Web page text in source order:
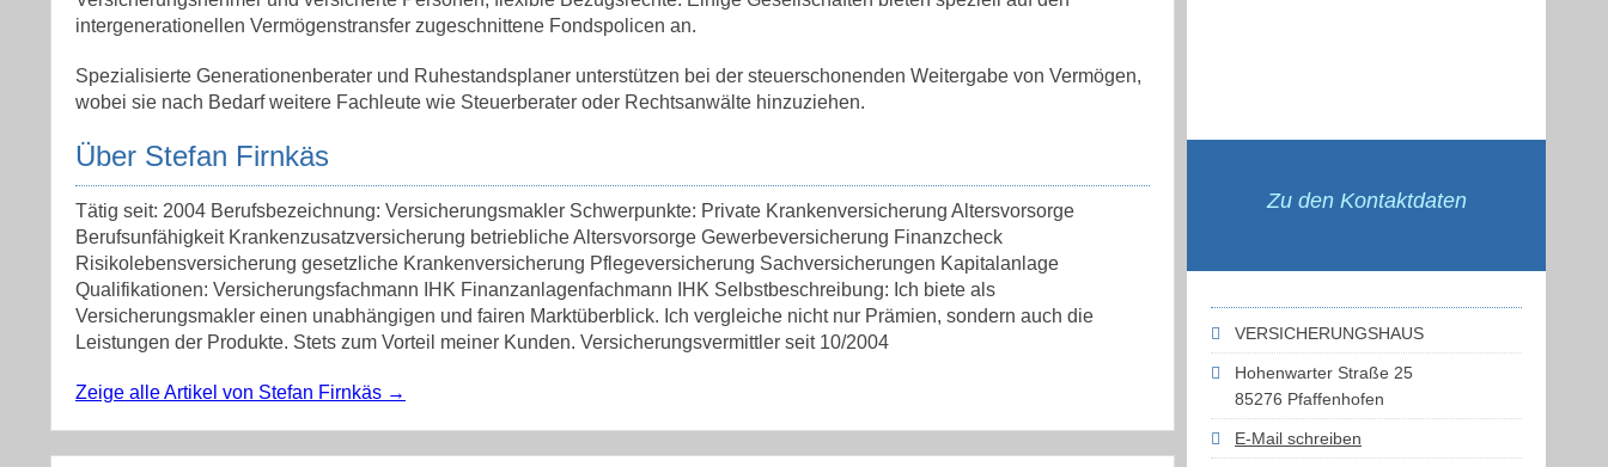
Zu den Kontaktdaten
VERSICHERUNGSHAUS
Hohenwarter Straße 25
85276 Pfaffenhofen
E-Mail schreiben
intergenerationellen Vermögenstransfer zugeschnittene Fondspolicen an.
Spezialisierte Generationenberater und Ruhestandsplaner unterstützen bei der steuerschonenden Weitergabe von Vermögen,
wobei sie nach Bedarf weitere Fachleute wie Steuerberater oder Rechtsanwälte hinzuziehen.
Über Stefan Firnkäs
Tätig seit: 2004 Berufsbezeichnung: Versicherungsmakler Schwerpunkte: Private Krankenversicherung Altersvorsorge
Berufsunfähigkeit Krankenzusatzversicherung betriebliche Altersvorsorge Gewerbeversicherung Finanzcheck
Risikolebensversicherung gesetzliche Krankenversicherung Pflegeversicherung Sachversicherungen Kapitalanlage
Qualifikationen: Versicherungsfachmann IHK Finanzanlagenfachmann IHK Selbstbeschreibung: Ich biete als
Versicherungsmakler einen unabhängigen und fairen Marktüberblick. Ich vergleiche nicht nur Prämien, sondern auch die
Leistungen der Produkte. Stets zum Vorteil meiner Kunden. Versicherungsvermittler seit 10/2004
Zeige alle Artikel von Stefan Firnkäs →